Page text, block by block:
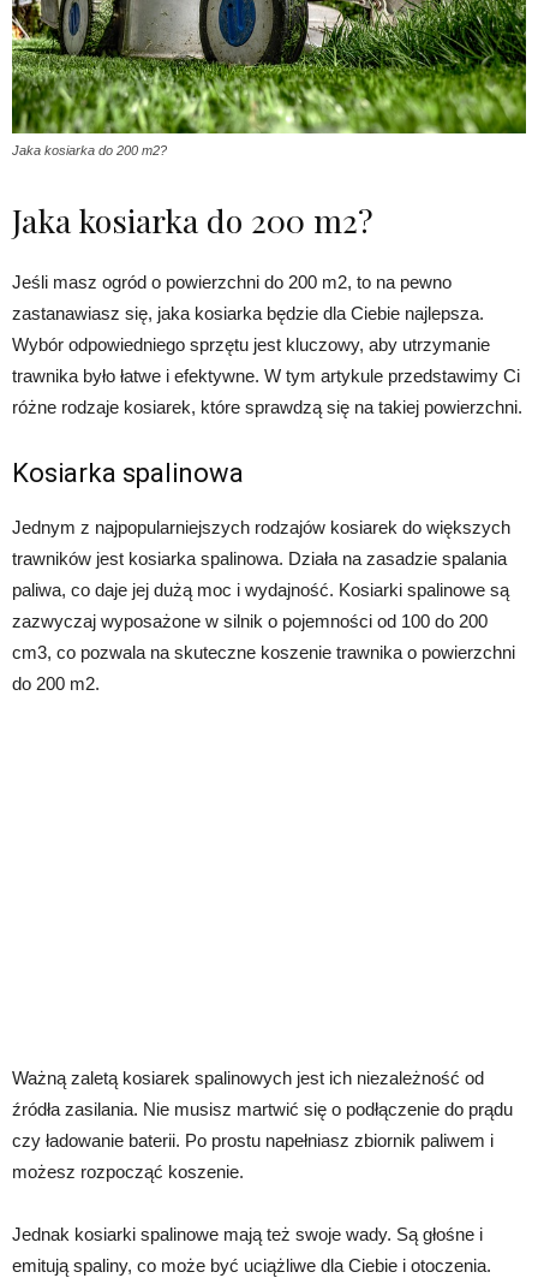
Jaka kosiarka do 200 m2?
Jaka kosiarka do 200 m2?
Jeśli masz ogród o powierzchni do 200 m2, to na pewno
zastanawiasz się, jaka kosiarka będzie dla Ciebie najlepsza.
Wybór odpowiedniego sprzętu jest kluczowy, aby utrzymanie
trawnika było łatwe i efektywne. W tym artykule przedstawimy Ci
różne rodzaje kosiarek, które sprawdzą się na takiej powierzchni.
Kosiarka spalinowa
Jednym z najpopularniejszych rodzajów kosiarek do większych
trawników jest kosiarka spalinowa. Działa na zasadzie spalania
paliwa, co daje jej dużą moc i wydajność. Kosiarki spalinowe są
zazwyczaj wyposażone w silnik o pojemności od 100 do 200
cm3, co pozwala na skuteczne koszenie trawnika o powierzchni
do 200 m2.
Ważną zaletą kosiarek spalinowych jest ich niezależność od
źródła zasilania. Nie musisz martwić się o podłączenie do prądu
czy ładowanie baterii. Po prostu napełniasz zbiornik paliwem i
możesz rozpocząć koszenie.
Jednak kosiarki spalinowe mają też swoje wady. Są głośne i
emitują spaliny, co może być uciążliwe dla Ciebie i otoczenia.